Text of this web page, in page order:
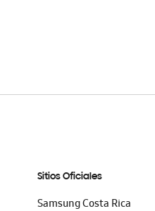
Sitios Oficiales
Samsung Costa Rica